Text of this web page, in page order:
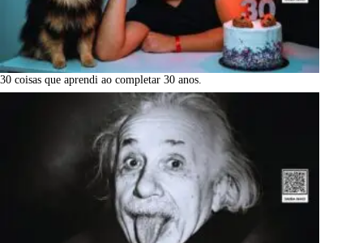
30 coisas que aprendi ao completar 30 anos.